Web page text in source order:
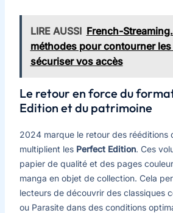
LIRE AUSSI French-
méthodes pour contourner
sécuriser vos accès
Le retour en force du
Edition et du patrimoine
2024 marque le retour des rééditions
multiplient les Perfect Edition. Ces
papier de qualité et des pages
manga en objet de collection. Cela
lecteurs de découvrir des classiques
ou Parasite dans des conditions